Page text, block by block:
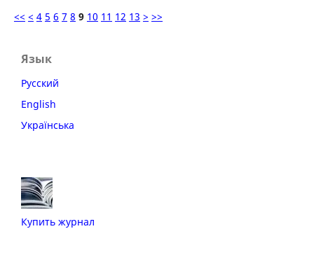
<< < 4 5 6 7 8 9 10 11 12 13 > >>
Язык
Русский
English
Українська
Купить журнал